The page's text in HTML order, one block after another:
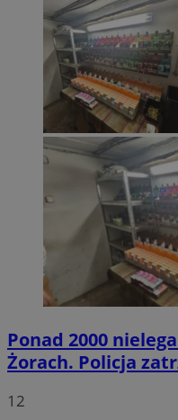
Ponad 2000
Żorach. Policja
12